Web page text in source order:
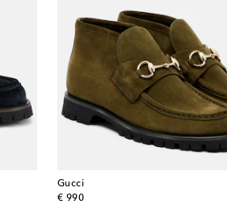
Gucci
€ 990
original price